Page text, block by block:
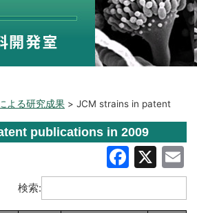
よる研究成果 > JCM strains in patent
publications in 2009
X
検索: